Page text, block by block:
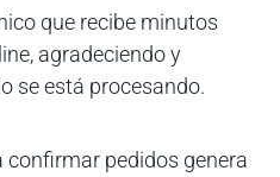
que recibe minutos
agradeciendo y
se está procesando.
confirmar pedidos genera